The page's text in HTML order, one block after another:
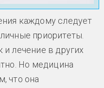
каждому следует
приоритеты.
лечение в других
Но медицина
что она